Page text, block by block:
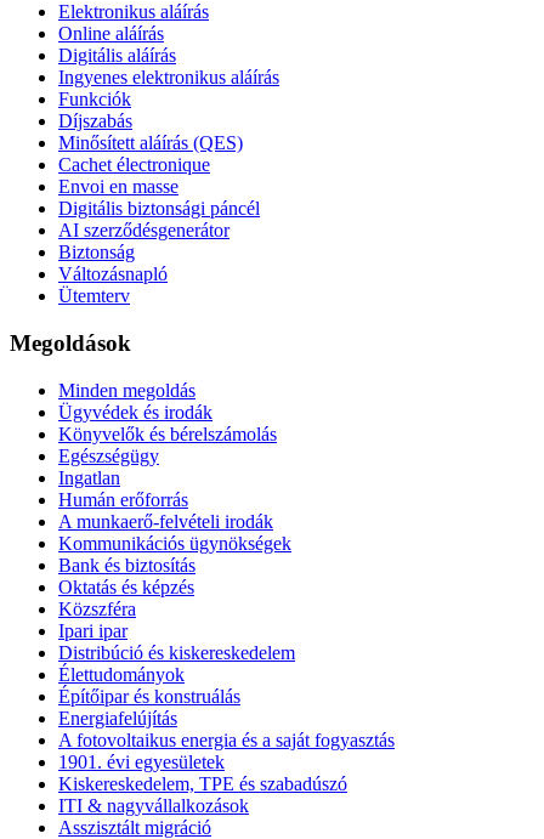
Elektronikus aláírás
Online aláírás
Digitális aláírás
Ingyenes elektronikus aláírás
Funkciók
Díjszabás
Minősített aláírás (QES)
Cachet électronique
Envoi en masse
Digitális biztonsági páncél
AI szerződésgenerátor
Biztonság
Változásnapló
Ütemterv
Megoldások
Minden megoldás
Ügyvédek és irodák
Könyvelők és bérelszámolás
Egészségügy
Ingatlan
Humán erőforrás
A munkaerő-felvételi irodák
Kommunikációs ügynökségek
Bank és biztosítás
Oktatás és képzés
Közszféra
Ipari ipar
Distribúció és kiskereskedelem
Élettudományok
Építőipar és konstruálás
Energiafelújítás
A fotovoltaikus energia és a saját fogyasztás
1901. évi egyesületek
Kiskereskedelem, TPE és szabadúszó
ITI & nagyvállalkozások
Asszisztált migráció